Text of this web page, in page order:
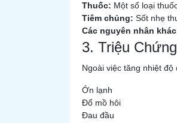
Thuốc: Một số loại
Tiêm chủng: Sốt nhẹ
Các nguyên nhân
3. Triệu
Ngoài việc tăng nhiệt
Ớn lạnh
Đổ mồ hôi
Đau đầu